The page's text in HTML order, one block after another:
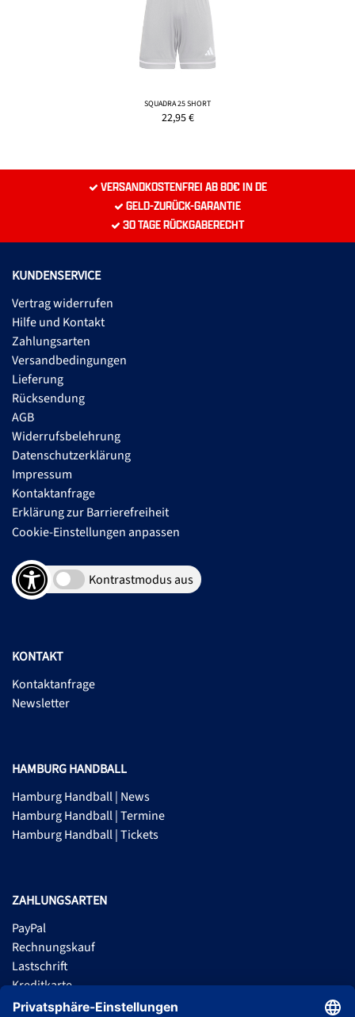
SQUADRA 25 SHORT
22,95€
VERSANDKOSTENFREI AB 80€ IN DE
GELD-ZURÜCK-GARANTIE
30 TAGE RÜCKGABERECHT
KUNDENSERVICE
Vertrag widerrufen
Hilfe und Kontakt
Zahlungsarten
Versandbedingungen
Lieferung
Rücksendung
AGB
Widerrufsbelehrung
Datenschutzerklärung
Impressum
Kontaktanfrage
Erklärung zur Barrierefreiheit
Cookie-Einstellungen anpassen
Kontrastmodus aus
KONTAKT
Kontaktanfrage
Newsletter
HAMBURG HANDBALL
Hamburg Handball | News
Hamburg Handball | Termine
Hamburg Handball | Tickets
ZAHLUNGSARTEN
PayPal
Rechnungskauf
Lastschrift
Kreditkarte
Apple Pay